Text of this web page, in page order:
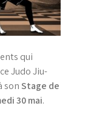
qui
Judo Jiu-
sonStage de
30 mai.